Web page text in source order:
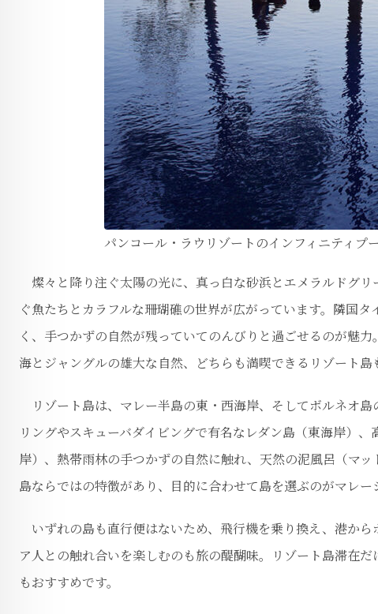
パンコール・ラウリゾートのインフィニティプ
燦々と降り注ぐ太陽の光に、真っ白な砂浜とエメラルドグ
ぐ魚たちとカラフルな珊瑚礁の世界が広がっています。隣国
く、手つかずの自然が残っていてのんびりと過ごせるのが魅
海とジャングルの雄大な自然、どちらも満喫できるリゾート島
リゾート島は、マレー半島の東・西海岸、そしてボルネオ
リングやスキューバダイビングで有名なレダン島（東海岸）
岸）、熱帯雨林の手つかずの自然に触れ、天然の泥風呂（マ
島ならではの特徴があり、目的に合わせて島を選ぶのがマレー
いずれの島も直行便はないため、飛行機を乗り換え、港か
ア人との触れ合いを楽しむのも旅の醍醐味。リゾート島滞在
もおすすめです。